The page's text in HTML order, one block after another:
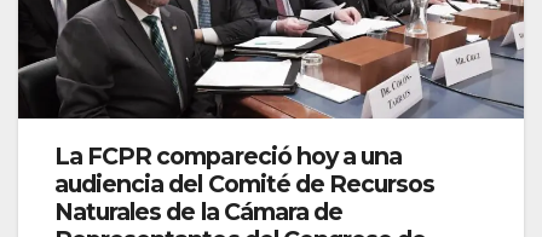
La FCPR compareció hoy a una
audiencia del Comité de Recursos
Naturales de la Cámara de